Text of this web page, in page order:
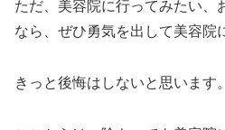
ただ、美容院に行ってみたい、
なら、ぜひ勇気を出して美容院
きっと後悔はしないと思います。